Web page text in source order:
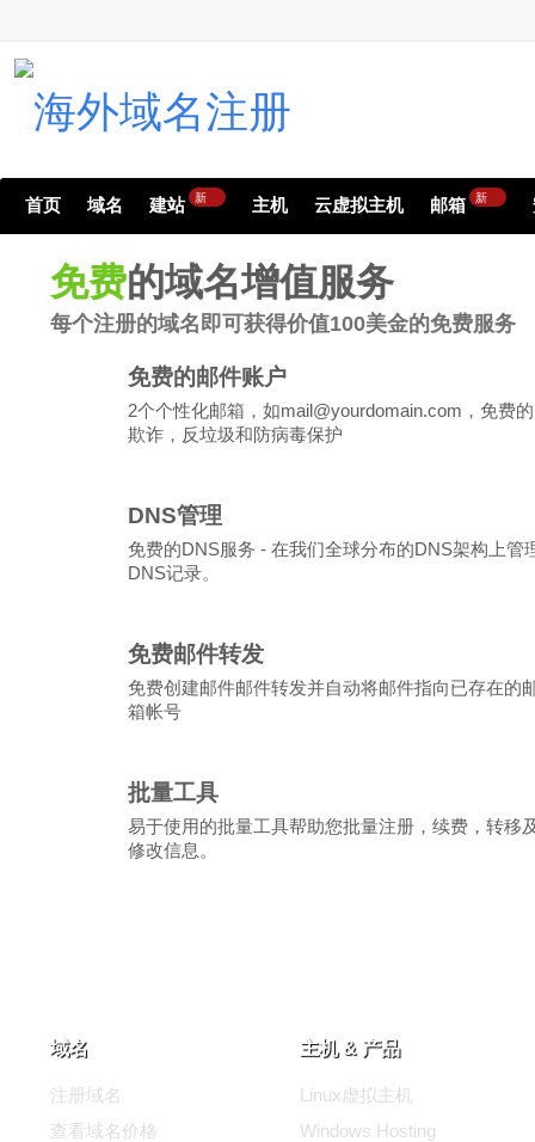
首页 域名 建站 新 主机 云虚拟主机 邮箱 新
免费的域名增值服务
每个注册的域名即可获得价值100美金的免费服务
免费的邮件账户
2个个性化邮箱，如mail@yourdomain.com，免费
欺诈，反垃圾和防病毒保护
DNS管理
免费的DNS服务 - 在我们全球分布的DNS架构上管
DNS记录。
免费邮件转发
免费创建邮件邮件转发并自动将邮件指向已存在的
箱帐号
批量工具
易于使用的批量工具帮助您批量注册，续费，转移
修改信息。
域名
注册域名
查看域名价格
主机 & 产品
Linux虚拟主机
Windows Hosting